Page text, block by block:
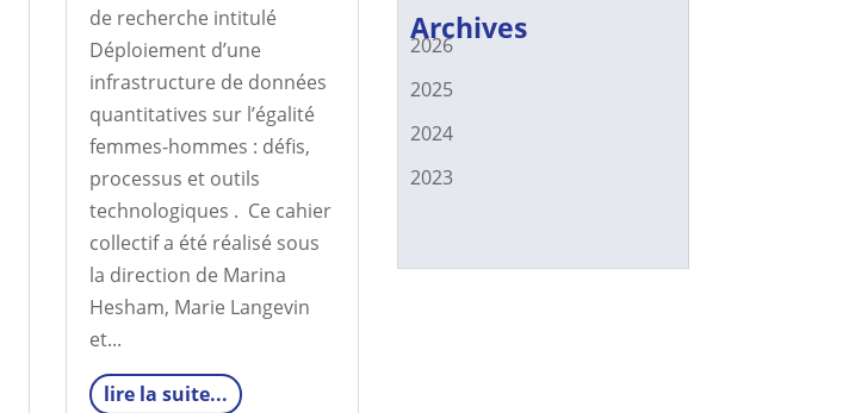
de recherche intitulé
Déploiement d’une
infrastructure de données
quantitatives sur l’égalité
femmes-hommes : défis,
processus et outils
technologiques . Ce cahier
collectif a été réalisé sous
la direction de Marina
Hesham, Marie Langevin
et...
lire la suite...
Archives
2026
2025
2024
2023